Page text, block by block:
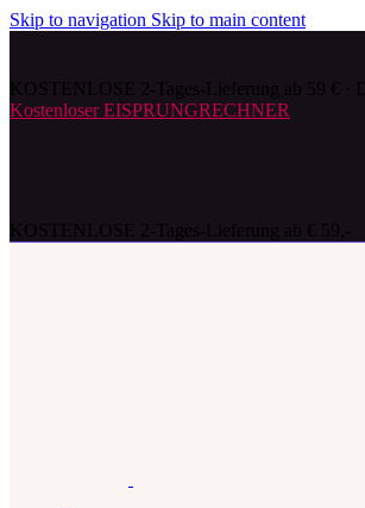
Skip to navigation Skip to main content
Kostenloser EISPRUNGRECHNER